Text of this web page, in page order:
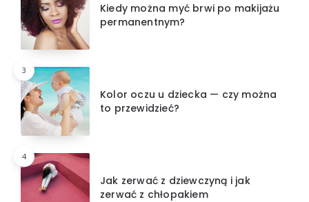
Kiedy można myć brwi po makijażu
permanentnym?
3
Kolor oczu u dziecka — czy można
to przewidzieć?
4
Jak zerwać z dziewczyną i jak
zerwać z chłopakiem